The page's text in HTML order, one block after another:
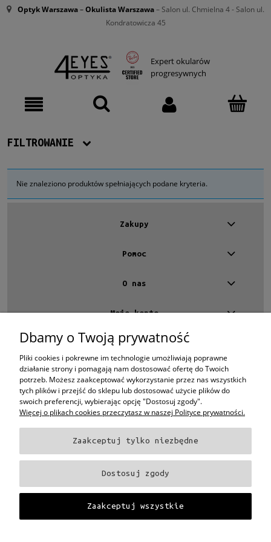
Optyk Warszawa–Okulista Warszawa– Salon ul. Chmielna 4 - Salon ul.
Kondratowicza 45
Expert okularów
progresywnych
FILTROWANIE
Dostępność
Nie znaleziono produktów spełniających podane kryteria.
Zakupy
Pomoc
O nas
Moje konto
Kontakt
4 EYES OPTYKA -
optyk Warszawa
ul.Chmielna 4
00-020 Warszawa
woj. mazowieckie
+48 696 015 670
sklep@4eyes.pl
Oprawki i okulary Ray-BanOprawki i okulary PersolOprawki i okulary Polo
Oprawki i okulary Tom Ford Oprawki i okulary Miu Miu
Oprawki i okulary Prada
Oprawki i okulary Ray-Ban Aviator
Oprawki i okulary DiorOprawki i okulary Oliver PeoplesOprawki i okulary
Oprawki i okulary FendiOprawki i okulary Celine
Oprawki i okulary Dolce & Gabbana Okulary Tag Heuer
Dbamy o Twoją prywatność
Pliki cookies i pokrewne im technologie umożliwiają poprawne
działanie strony i pomagają nam dostosować ofertę do Twoich
potrzeb. Możesz zaakceptować wykorzystanie przez nas wszystkich
tych plików i przejść do sklepu lub dostosować użycie plików do
swoich preferencji, wybierając opcję "Dostosuj zgody".
Więcej o plikach cookies przeczytasz w naszej Polityce prywatności.
Zaakceptuj tylko niezbędne
Dostosuj zgody
Zaakceptuj wszystkie